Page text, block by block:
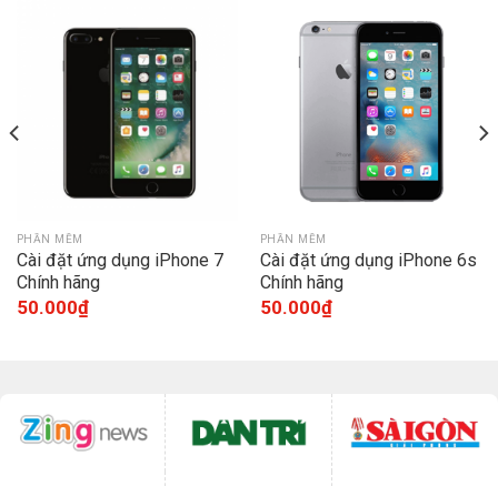
PHẦN MỀM
Cài đặt ứng dụng iPhone 7
Chính hãng
50.000₫
PHẦN MỀM
Cài đặt ứng dụng iPhone 6s
Chính hãng
50.000₫